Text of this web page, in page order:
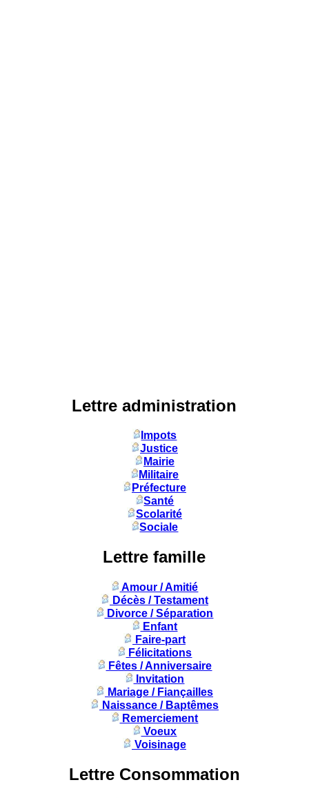
Lettre administration
Impots
Justice
Mairie
Militaire
Préfecture
Santé
Scolarité
Sociale
Lettre famille
Amour / Amitié
Décès / Testament
Divorce / Séparation
Enfant
Faire-part
Félicitations
Fêtes / Anniversaire
Invitation
Mariage / Fiançailles
Naissance / Baptêmes
Remerciement
Voeux
Voisinage
Lettre Consommation